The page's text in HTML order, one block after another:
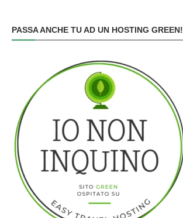
PASSA ANCHE TU AD UN HOSTING GREEN!